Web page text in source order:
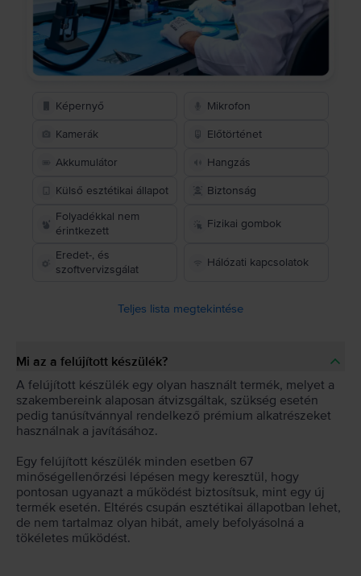
Képernyő Mikrofon
Kamerák Előtörténet
Akkumulátor Hangzás
Külső esztétikai állapot
Biztonság
Folyadékkal nem
érintkezett
Fizikai gombok
Eredet-, és
szoftvervizsgálat
Hálózati kapcsolatok
Teljes lista megtekintése
Mi az a felújított készülék?
A felújított készülék egy olyan használt termék, melyet a
szakembereink alaposan átvizsgáltak, szükség esetén
pedig tanúsítvánnyal rendelkező prémium alkatrészeket
használnak a javításához.
Egy felújított készülék minden esetben 67
minőségellenőrzési lépésen megy keresztül, hogy
pontosan ugyanazt a működést biztosítsuk, mint egy új
termék esetén. Eltérés csupán esztétikai állapotban lehet,
de nem tartalmaz olyan hibát, amely befolyásolná a
tökéletes működést.